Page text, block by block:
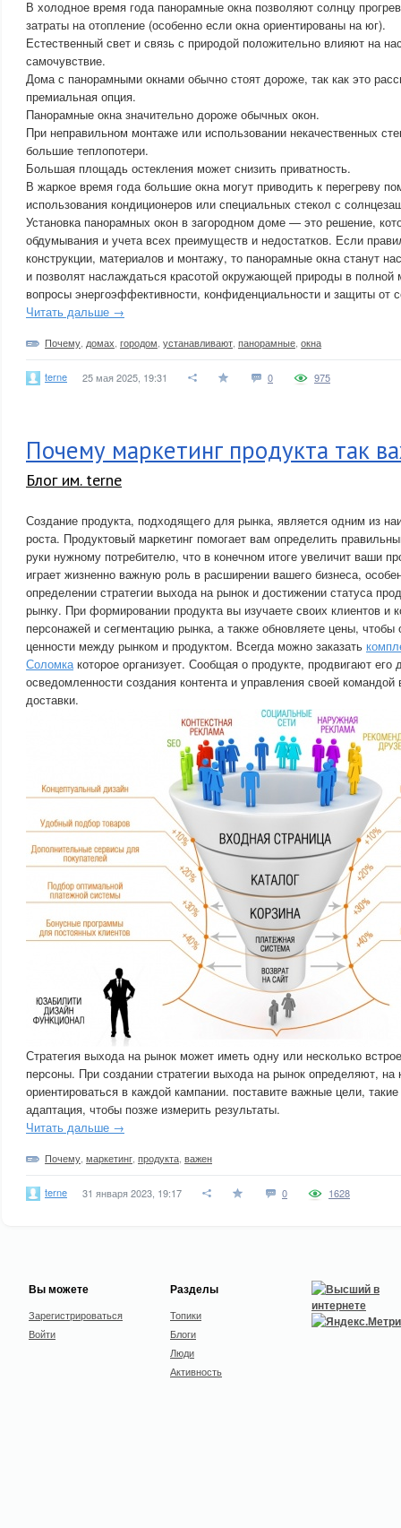
В холодное время года панорамные окна позволяют солнцу
затраты на отопление (особенно если окна ориентированы на юг).
Естественный свет и связь с природой положительно влияют на
самочувствие.
Дома с панорамными окнами обычно стоят дороже, так как это
премиальная опция.
Панорамные окна значительно дороже обычных окон.
При неправильном монтаже или использовании некачественных
большие теплопотери.
Большая площадь остекления может снизить приватность.
В жаркое время года большие окна могут приводить к перегреву
использования кондиционеров или специальных стекол с
Установка панорамных окон в загородном доме — это решение,
обдумывания и учета всех преимуществ и недостатков. Если
конструкции, материалов и монтажу, то панорамные окна станут
и позволят наслаждаться красотой окружающей природы в
вопросы энергоэффективности, конфиденциальности и защиты от
Читать дальше →
Почему домах городом устанавливают панорамные окна
terne 25 мая 2025, 19:31 0 975
Почему маркетинг продукта так
Блог им. terne
Создание продукта, подходящего для рынка, является одним из
роста. Продуктовый маркетинг помогает вам определить
руки нужному потребителю, что в конечном итоге увеличит ваши
играет жизненно важную роль в расширении вашего бизнеса,
определении стратегии выхода на рынок и достижении статуса
рынку. При формировании продукта вы изучаете своих клиентов и
персонажей и сегментацию рынка, а также обновляете цены, чтобы
ценности между рынком и продуктом. Всегда можно заказать
Соломкакоторое организует. Сообщая о продукте, продвигают
осведомленности создания контента и управления своей
доставки.
Стратегия выхода на рынок может иметь одну или несколько
персоны. При создании стратегии выхода на рынок определяют, на
ориентироваться в каждой кампании. поставите важные цели,
адаптация, чтобы позже измерить результаты.
Читать дальше →
Почему маркетинг продукта важен
terne 31 января 2023, 19:17 0 1628
Вы можете
Зарегистрироваться
Войти
Разделы
Топики
Блоги
Люди
Активность